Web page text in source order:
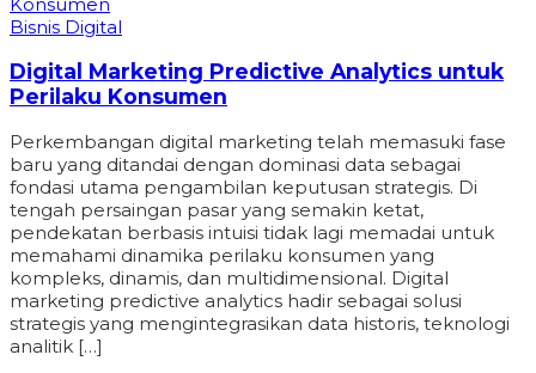
Bisnis Digital
Digital Marketing Predictive Analytics untuk
Perilaku Konsumen
Perkembangan digital marketing telah memasuki fase
baru yang ditandai dengan dominasi data sebagai
fondasi utama pengambilan keputusan strategis. Di
tengah persaingan pasar yang semakin ketat,
pendekatan berbasis intuisi tidak lagi memadai untuk
memahami dinamika perilaku konsumen yang
kompleks, dinamis, dan multidimensional. Digital
marketing predictive analytics hadir sebagai solusi
strategis yang mengintegrasikan data historis, teknologi
analitik […]